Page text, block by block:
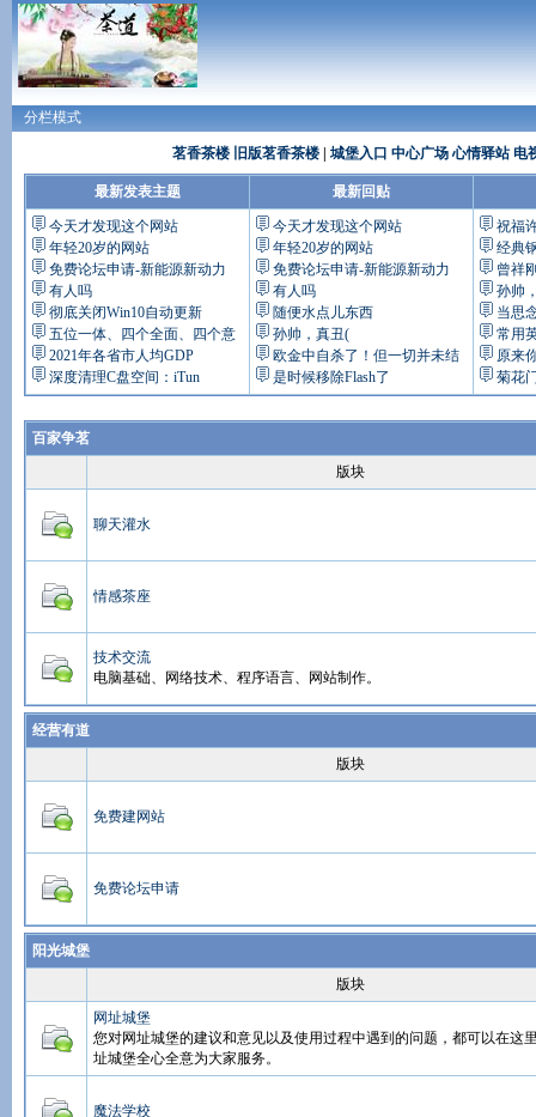
分栏模式
茗香茶楼 旧版茗香茶楼| 城堡入口 中心广场 心情驿站 电
最新发表主题 最新回贴
今天才发现这个网站
年轻20岁的网站
免费论坛申请-新能源新动力
有人吗
彻底关闭Win10自动更新
五位一体、四个全面、四个意
2021年各省市人均GDP
深度清理C盘空间：iTun
今天才发现这个网站
年轻20岁的网站
免费论坛申请-新能源新动力
有人吗
随便水点儿东西
孙帅，真丑(
欧金中自杀了！但一切并未结
是时候移除Flash了
祝福
经典
曾祥
孙帅
当思
常用
原来
菊花
百家争茗
版块
聊天灌水
情感茶座
技术交流
电脑基础、网络技术、程序语言、网站制作。
经营有道
版块
免费建网站
免费论坛申请
阳光城堡
版块
网址城堡
您对网址城堡的建议和意见以及使用过程中遇到的问题，都可以在这
址城堡全心全意为大家服务。
魔法学校